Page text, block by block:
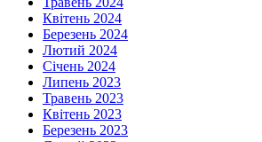
Квітень 2024
Березень 2024
Лютий 2024
Січень 2024
Липень 2023
Травень 2023
Квітень 2023
Березень 2023